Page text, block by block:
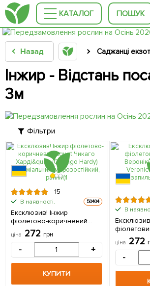
КАТАЛОГ ПОШУК
Назад Саджанці
Інжир - Відстань
3м
Фільтри
15
В наявності. 50404
Ексклюзив! Інжир
фіолетово-коричневий
"Чикаго Харді" (Chicago
Hardy) (преміальний,
морозостійкий, ранній) 1
саджанець в упаковці
ціна 272 грн
- +
КУПИТИ
В
Вероніки"
Veronica)
ціна 272
-